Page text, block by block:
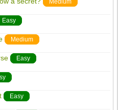
Medium
Easy
Medium
Easy
Easy